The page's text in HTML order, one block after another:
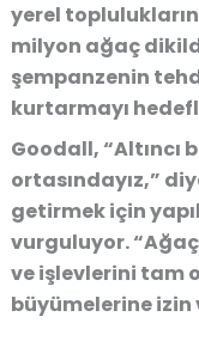
yerel
milyon ağaç
şempanzenin
kurtarmayı
Goodall, “Altıncı
ortasındayız,”
getirmek için
vurguluyor.
ve işlevlerini tam
büyümelerine izin